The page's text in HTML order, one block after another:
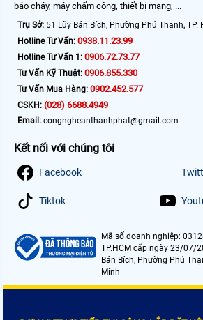
báo cháy, máy chấm công, thiết bị mạng, ...
Trụ Sở: 51 Lũy Bán Bích, Phường Phú Thạnh, TP.
Hotline Tư Vấn: 0938.11.23.99
Hotline Tư Vấn 1: 0906.72.73.77
Tư Vấn Kỹ Thuật: 0906.855.330
Tư Vấn Mua Hàng: 0902.452.577
CSKH: (028) 6688.4949
Email: congngheanthanhphat@gmail.com
Kết nối với chúng tôi
Facebook
Tiktok
Mã số doanh nghiệp:
TP.HCM cấp ngày 23/07/
Bán Bích, Phường Phú
Minh